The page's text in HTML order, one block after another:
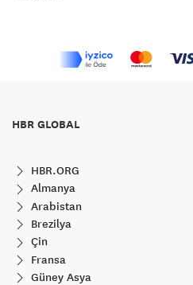
HBR GLOBAL
HBR.ORG
Almanya
Arabistan
Brezilya
Çin
Fransa
Güney Asya